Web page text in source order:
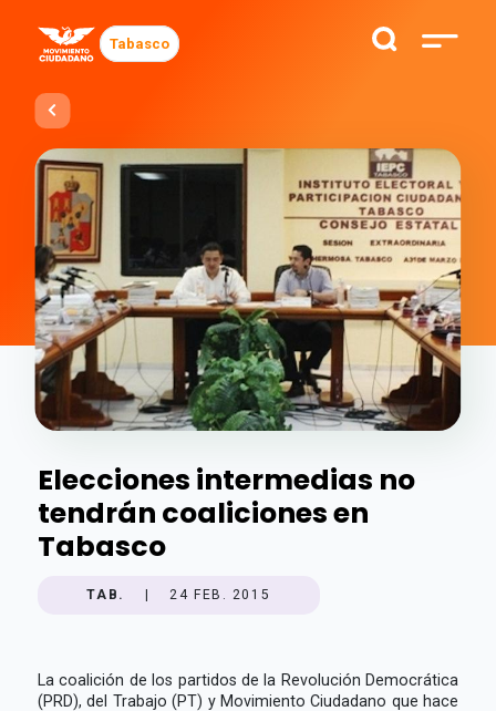
Tabasco
Elecciones intermedias no
tendrán coaliciones en
Tabasco
TAB. 24 FEB. 2015
La coalición de los partidos de la Revolución Democrática
(PRD), del Trabajo (PT) y Movimiento Ciudadano que hace